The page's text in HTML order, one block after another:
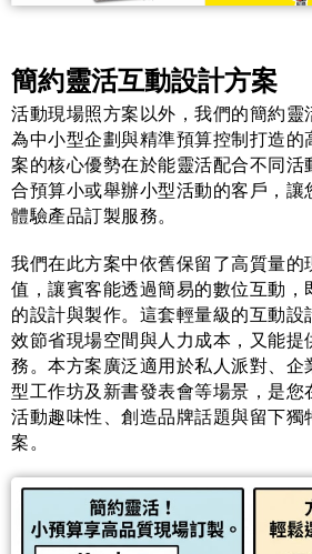
簡約靈活互動設計方案
活動現場照方案以外，我們的簡約靈
為中小型企劃與精準預算控制打造的
案的核心優勢在於能靈活配合不同活
合預算小或舉辦小型活動的客戶，讓
體驗產品訂製服務。
我們在此方案中依舊保留了高質量的
值，讓賓客能透過簡易的數位互動，
的設計與製作。這套輕量級的互動設
效節省現場空間與人力成本，又能提
務。本方案廣泛適用於私人派對、企
型工作坊及新書發表會等場景，是您
活動趣味性、創造品牌話題與留下獨
案。